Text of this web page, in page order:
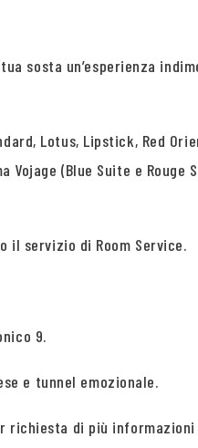
sosta un’esperienza
Lotus, Lipstick, Red
(Blue Suite e
il servizio di Room Service.
9.
e tunnel emozionale.
richiesta di più